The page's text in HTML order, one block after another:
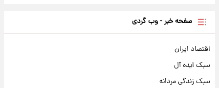
صفحه خبر - وب گردی
اقتصاد ایران
سبک ایده آل
سبک زندگی مردانه